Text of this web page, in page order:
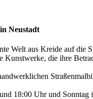
Neustadt
Welt aus Kreide auf die
die ihre
18:00 Uhr und